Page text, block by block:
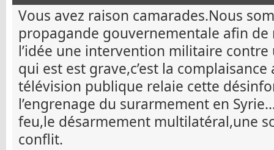
Vous avez raison camarades.Nous
propagande gouvernementale afin
l’idée une intervention militaire contre
qui est est grave,c’est la
télévision publique relaie cette
l’engrenage du surarmement en
feu,le désarmement multilatéral,une
conflit.